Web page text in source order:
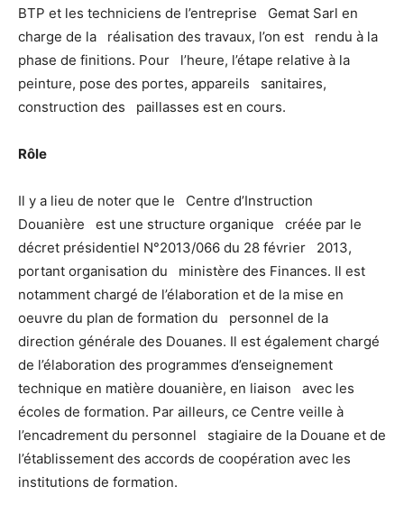
BTP et les techniciens de l’entreprise Gemat Sarl en
charge de la réalisation des travaux, l’on est rendu à la
phase de finitions. Pour l’heure, l’étape relative à la
peinture, pose des portes, appareils sanitaires,
construction des paillasses est en cours.
Rôle
Il y a lieu de noter que le Centre d’Instruction
Douanière est une structure organique créée par le
décret présidentiel N°2013/066 du 28 février 2013,
portant organisation du ministère des Finances. Il est
notamment chargé de l’élaboration et de la mise en
oeuvre du plan de formation du personnel de la
direction générale des Douanes. Il est également chargé
de l’élaboration des programmes d’enseignement
technique en matière douanière, en liaison avec les
écoles de formation. Par ailleurs, ce Centre veille à
l’encadrement du personnel stagiaire de la Douane et de
l’établissement des accords de coopération avec les
institutions de formation.